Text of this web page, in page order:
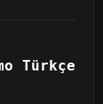
Türkçe